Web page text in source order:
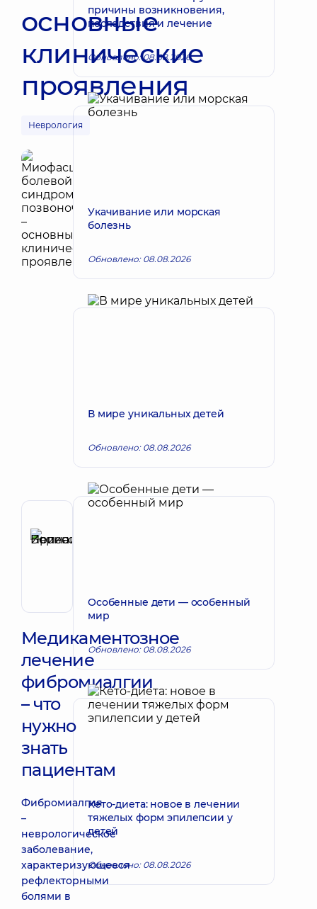
основные
клинические
проявления
Неврология
Медикаментозное
лечение
фибромиалгии
– что
нужно
знать
пациентам
Фибромиалгия
–
неврологическое
заболевание,
характеризующееся
рефлекторными
болями в
причины возникновения,
последствия и лечение
Обновлено: 08.08.2026
Укачивание или морская
болезнь
Обновлено: 08.08.2026
В мире уникальных детей
Обновлено: 08.08.2026
Особенные дети — особенный
мир
Обновлено: 08.08.2026
Кето-диета: новое в лечении
тяжелых форм эпилепсии у
детей
Обновлено: 08.08.2026